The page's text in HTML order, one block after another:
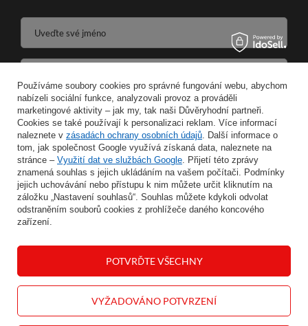
Uveďte své jméno
Souhlasím se zpracováním svých osobních údajů pro účely a v rozsahu služby Newsletter ve formátu
ULOŽIT
INFORMACE
NÁPOVĚDA
KONTAKT
Používáme soubory cookies pro správné fungování webu, abychom
nabízeli sociální funkce, analyzovali provoz a prováděli
marketingové aktivity – jak my, tak naši Důvěryhodní partneři.
Cookies se také používají k personalizaci reklam. Více informací
naleznete v zásadách ochrany osobních údajů. Další informace o
tom, jak společnost Google využívá získaná data, naleznete na
stránce – Využití dat ve službách Google. Přijetí této zprávy
znamená souhlas s jejich ukládáním na vašem počítači. Podmínky
jejich uchovávání nebo přístupu k nim můžete určit kliknutím na
záložku „Nastavení souhlasů“. Souhlas můžete kdykoli odvolat
odstraněním souborů cookies z prohlížeče daného koncového
zařízení.
VYŽADOVÁNO POTVRZENÍ
POTVRĎTE VŠECHNY